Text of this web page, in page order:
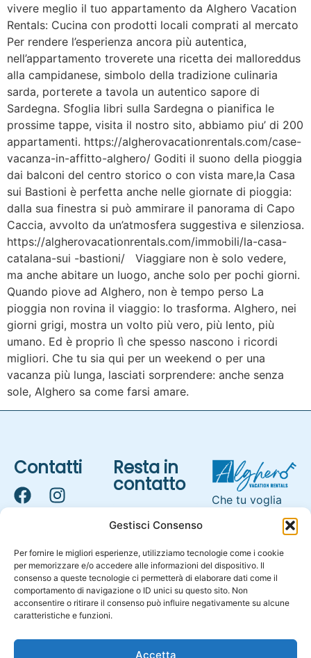
Gestisci Consenso
Per fornire le migliori esperienze, utilizziamo tecnologie come i cookie
per memorizzare e/o accedere alle informazioni del dispositivo. Il
consenso a queste tecnologie ci permetterà di elaborare dati come il
comportamento di navigazione o ID unici su questo sito. Non
acconsentire o ritirare il consenso può influire negativamente su alcune
caratteristiche e funzioni.
Accetta
vivere meglio il tuo appartamento da Alghero Vacation
Rentals: Cucina con prodotti locali comprati al mercato
Per rendere l’esperienza ancora più autentica,
nell’appartamento troverete una ricetta dei malloreddus
alla campidanese, simbolo della tradizione culinaria
sarda, porterete a tavola un autentico sapore di
Sardegna. Sfoglia libri sulla Sardegna o pianifica le
prossime tappe, visita il nostro sito, abbiamo piu’ di 200
appartamenti. https://algherovacationrentals.com/case-
vacanza-in-affitto-alghero/ Goditi il suono della pioggia
dai balconi del centro storico o con vista mare,la Casa
sui Bastioni è perfetta anche nelle giornate di pioggia:
dalla sua finestra si può ammirare il panorama di Capo
Caccia, avvolto da un’atmosfera suggestiva e silenziosa.
https://algherovacationrentals.com/immobili/la-casa-
catalana-sui -bastioni/ Viaggiare non è solo vedere,
ma anche abitare un luogo, anche solo per pochi giorni.
Quando piove ad Alghero, non è tempo perso La
pioggia non rovina il viaggio: lo trasforma. Alghero, nei
giorni grigi, mostra un volto più vero, più lento, più
umano. Ed è proprio lì che spesso nascono i ricordi
migliori. Che tu sia qui per un weekend o per una
vacanza più lunga, lasciati sorprendere: anche senza
sole, Alghero sa come farsi amare.
Contatti
Via XX
settembre
104,
Alghero,
Resta in
contatto
Alternative:
Che tu voglia
nella movida o
goderti il
silenzio della
costa, i nostri
appartamenti